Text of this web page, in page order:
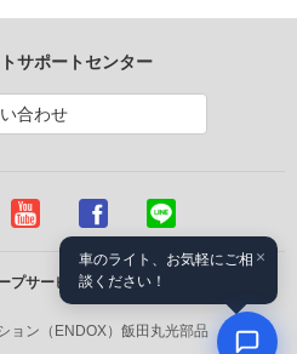
サポートセンター
合わせ
プサービス
ョン（ENDOX） 飯田丸光部品
×
車のライト、お気軽にご相
談ください！